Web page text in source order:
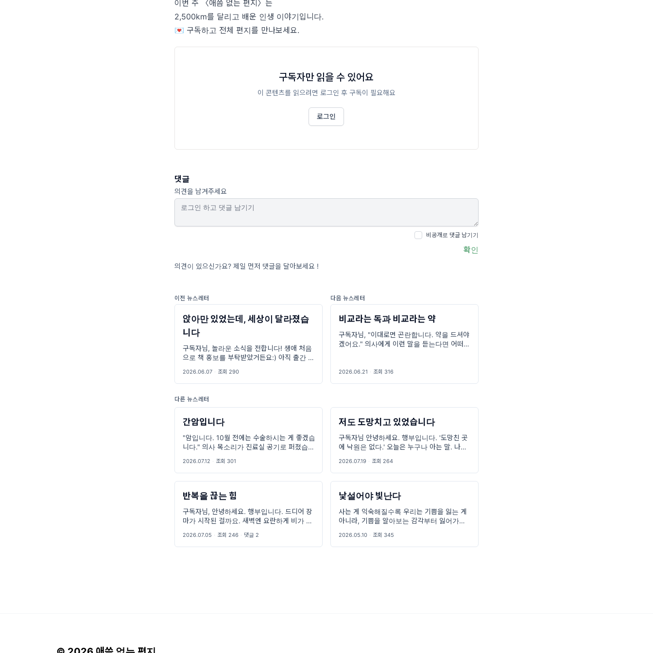
이번 주 〈애씀 없는 편지〉는
2,500km를 달리고 배운 인생 이야기입니다.
💌 구독하고 전체 편지를 만나보세요.
구독자만 읽을 수 있어요
이 콘텐츠를 읽으려면 로그인 후 구독이 필요해요
로그인
댓글
의견을 남겨주세요
비공개로 댓글 남기기
확인
의견이 있으신가요? 제일 먼저 댓글을 달아보세요 !
이전 뉴스레터
앉아만 있었는데, 세상이 달라졌습
니다
구독자님, 놀라운 소식을 전합니다! 생애 처음
으로 책 홍보를 부탁받았거든요:) 아직 출간 전
더라고요. 제목은 《모럴 앰비션》. 도
2026.06.07 · 조회 290
다음 뉴스레터
비교라는 독과 비교라는 약
구독자님, "이대로면 곤란합니다. 약을 드셔야
겠어요." 의사에게 이런 말을 듣는다면 어떠시
2026.06.21 · 조회 316
다른 뉴스레터
간암입니다
"암입니다. 10월 전에는 수술하시는 게 좋겠습
니다." 의사 목소리가 진료실 공기로 퍼졌습니
잠시 할 말을 잃었습니다. 투둑투둑. 거센
2026.07.12 · 조회 301
저도 도망치고 있었습니다
구독자님 안녕하세요. 행부입니다. '도망친 곳
에 낙원은 없다.' 오늘은 누구나 아는 말. 나는
똑같다는 걸 인정한 날의 이야기입
2026.07.19 · 조회 264
반복을 끊는 힘
구독자님, 안녕하세요. 행부입니다. 드디어 장
마가 시작된 걸까요. 새벽엔 요란하게 비가 오
기하죠. 매년 오는 장마인데도 늘 처
2026.07.05 · 조회 246 · 댓글 2
낯설어야 빛난다
사는 게 익숙해질수록 우리는 기쁨을 잃는 게
아니라, 기쁨을 알아보는 감각부터 잃어가는지
상한 기분이 들었습니다. 매일 보던 길인데
2026.05.10 · 조회 345